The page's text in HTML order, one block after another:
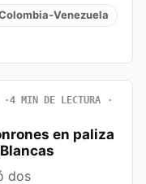
Venezuela
4 MIN DE LECTURA
en paliza
dos